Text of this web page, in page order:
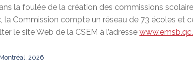
la foulée de la création des commissions
la Commission compte un réseau de 73 écoles et
le site Web de la CSEM à l’adresse
2026